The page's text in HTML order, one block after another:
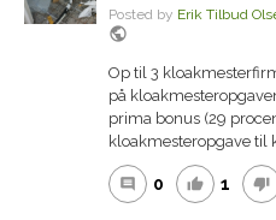
Posted by Erik Tilbud
public
Op til 3
på
prima bonus (29
kloakmesteropgave til
comment 0 thumb_up 1 thumb_down